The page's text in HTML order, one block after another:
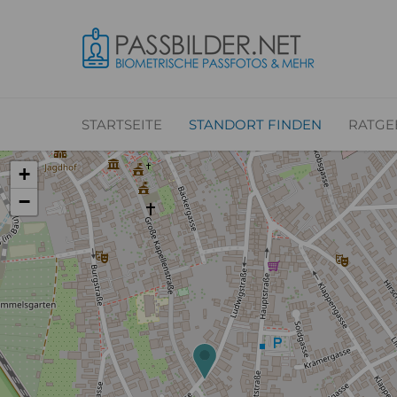
STARTSEITE STANDORT FINDEN
+
−